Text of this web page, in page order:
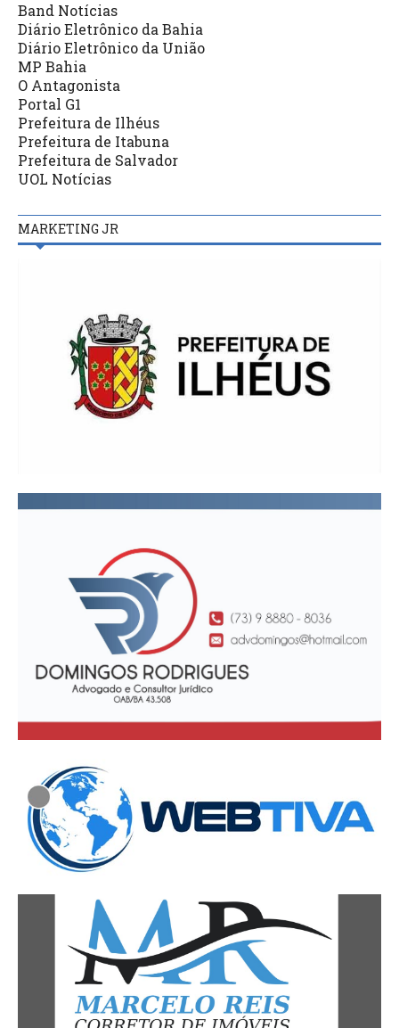
Band Notícias
Diário Eletrônico da Bahia
Diário Eletrônico da União
MP Bahia
O Antagonista
Portal G1
Prefeitura de Ilhéus
Prefeitura de Itabuna
Prefeitura de Salvador
UOL Notícias
MARKETING JR